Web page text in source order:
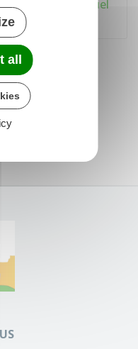
consulaire : quel
all